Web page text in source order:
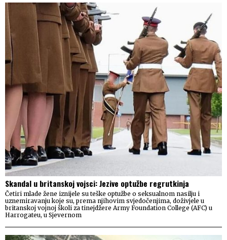
Skandal u britanskoj vojsci: Jezive optužbe regrutkinja
Četiri mlade žene iznijele su teške optužbe o seksualnom nasilju i
uznemiravanju koje su, prema njihovim svjedočenjima, doživjele u
britanskoj vojnoj školi za tinejdžere Army Foundation College (AFC) u
Harrogateu, u Sjevernom